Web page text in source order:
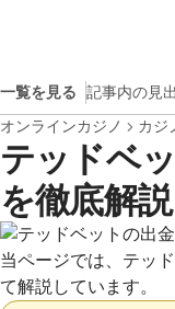
一覧を見る 記事内の見
オンラインカジノ
カジ
テッドベ
を徹底解説
当ページでは、テッ
て解説しています。